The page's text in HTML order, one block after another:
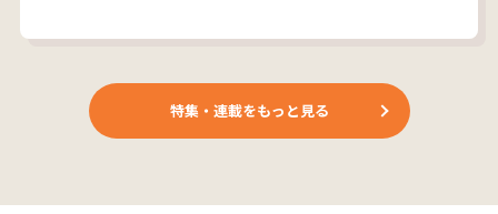
特集・連載をもっと見る